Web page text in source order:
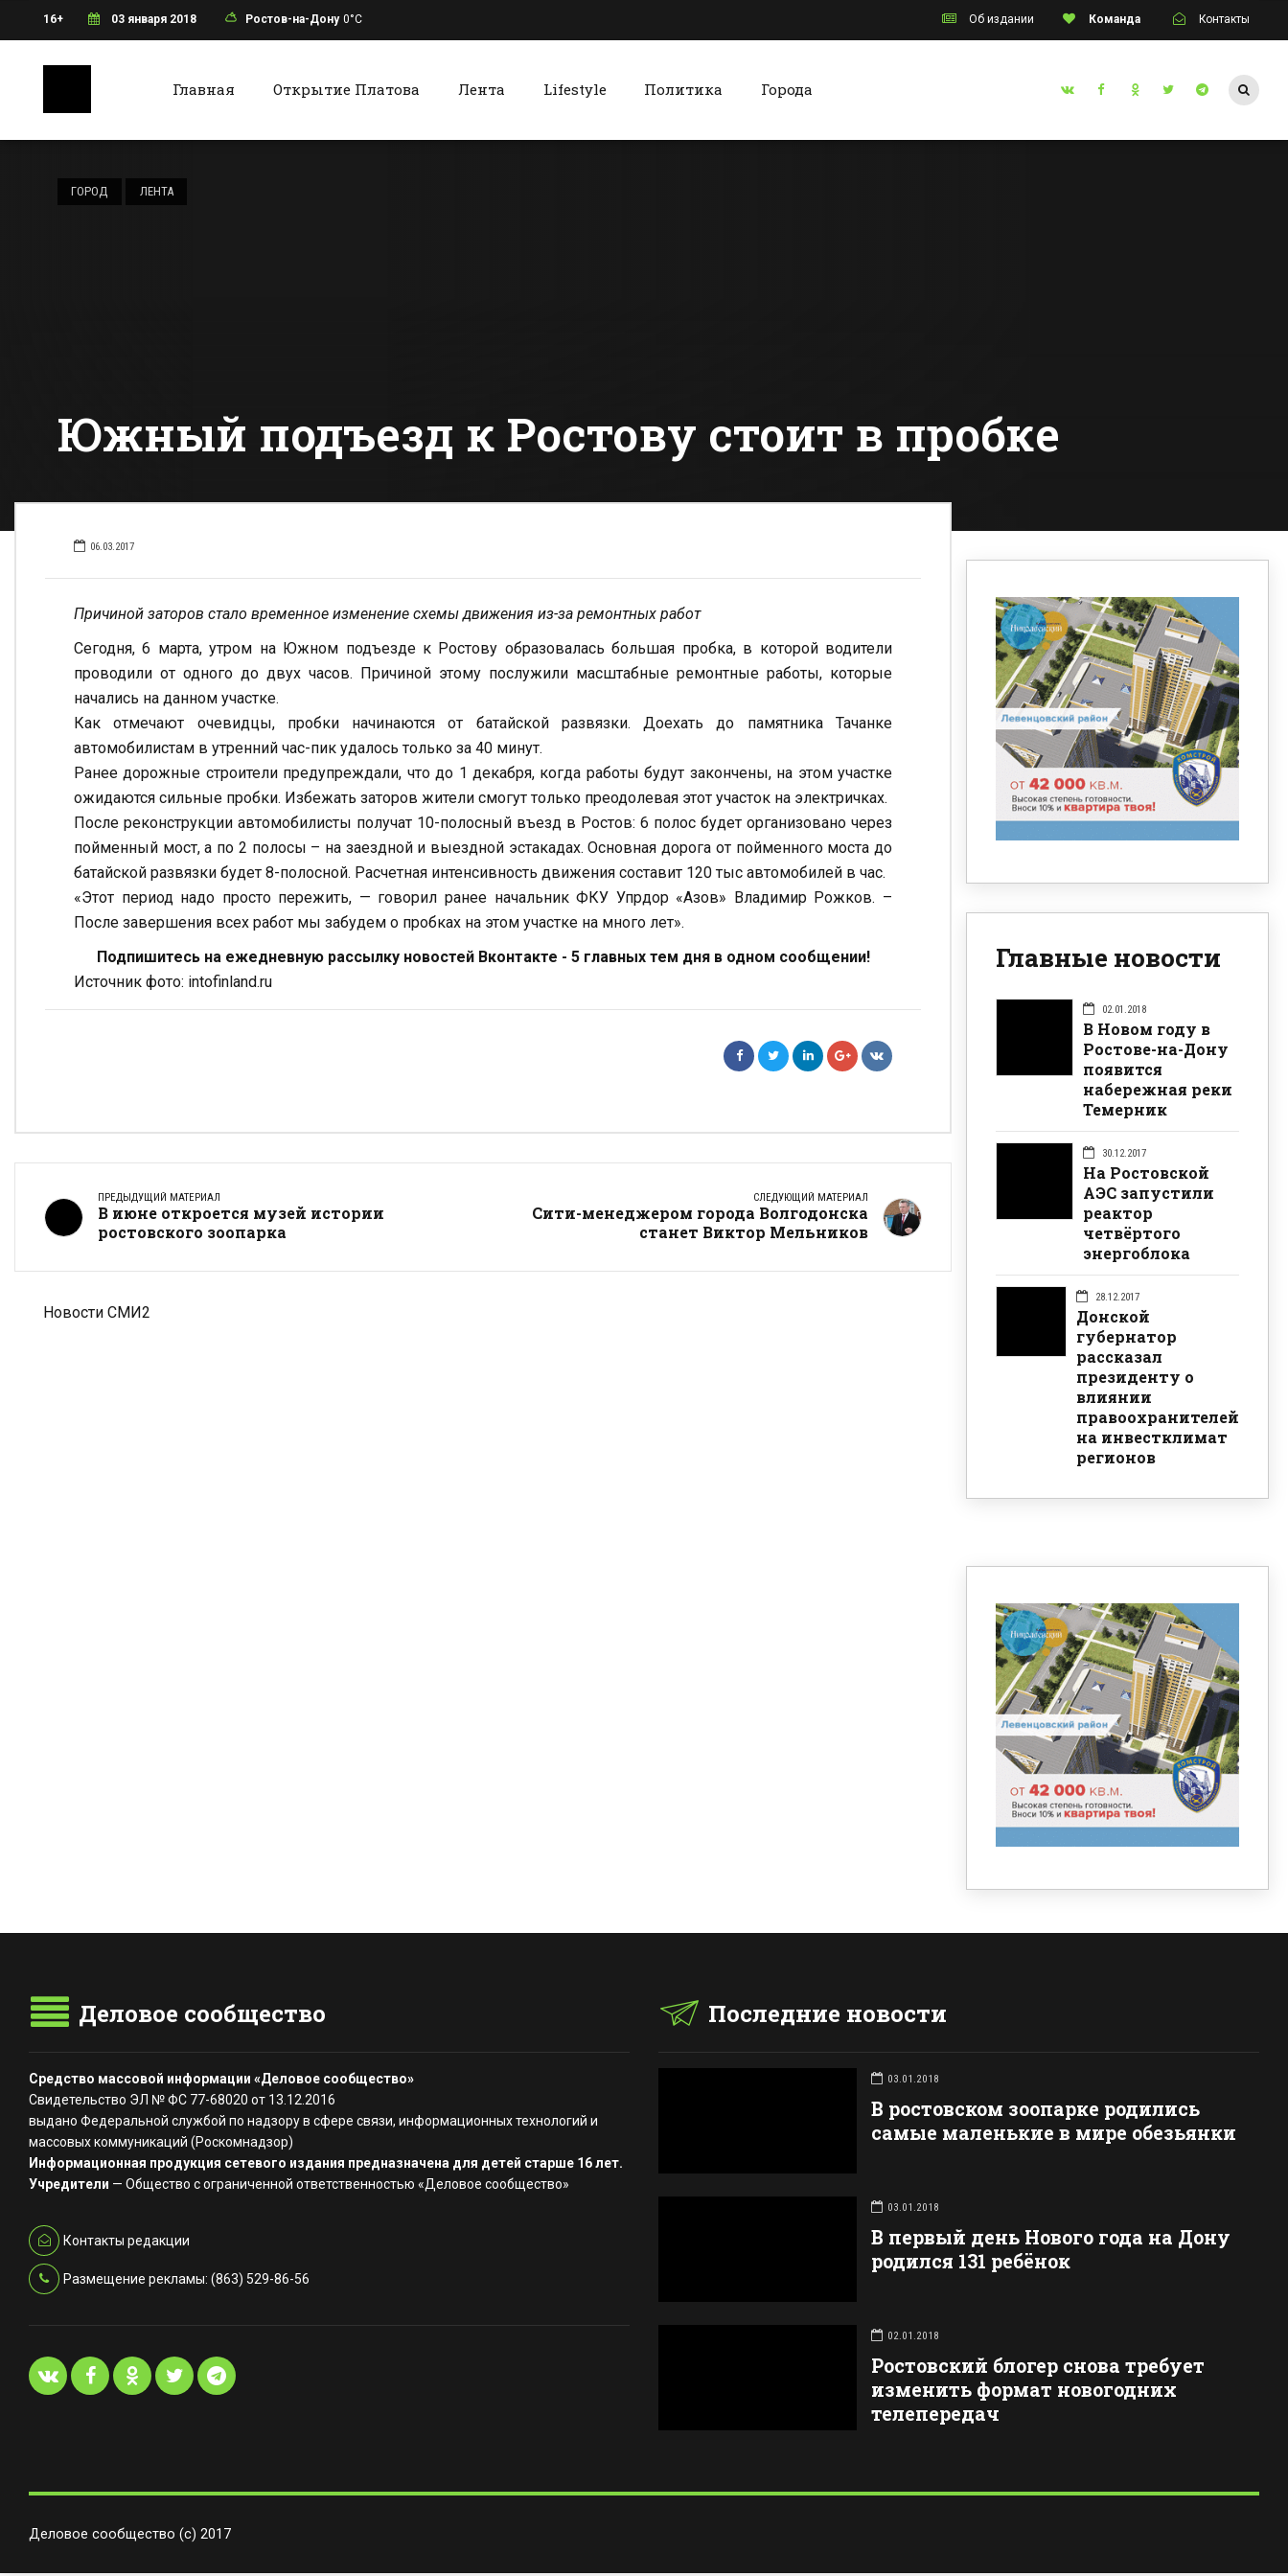
16+ 03 января 2018 Ростов-на-Дону 0°C Об издании Команда Контакты
Главная Открытие Платова Лента Lifestyle Политика Города
ГОРОД ЛЕНТА
Южный подъезд к Ростову стоит в пробке
06.03.2017
Причиной заторов стало временное изменение схемы движения из-за ремонтных работ
Сегодня, 6 марта, утром на Южном подъезде к Ростову образовалась большая пробка, в которой водители
проводили от одного до двух часов. Причиной этому послужили масштабные ремонтные работы, которые
начались на данном участке.
Как отмечают очевидцы, пробки начинаются от батайской развязки. Доехать до памятника Тачанке
автомобилистам в утренний час-пик удалось только за 40 минут.
Ранее дорожные строители предупреждали, что до 1 декабря, когда работы будут закончены, на этом участке
ожидаются сильные пробки. Избежать заторов жители смогут только преодолевая этот участок на электричках.
После реконструкции автомобилисты получат 10-полосный въезд в Ростов: 6 полос будет организовано через
пойменный мост, а по 2 полосы – на заездной и выездной эстакадах. Основная дорога от пойменного моста до
батайской развязки будет 8-полосной. Расчетная интенсивность движения составит 120 тыс автомобилей в час.
«Этот период надо просто пережить, — говорил ранее начальник ФКУ Упрдор «Азов» Владимир Рожков. –
После завершения всех работ мы забудем о пробках на этом участке на много лет».
Подпишитесь на ежедневную рассылку новостей Вконтакте - 5 главных тем дня в одном сообщении!
Источник фото: intofinland.ru
ПРЕДЫДУЩИЙ МАТЕРИАЛ
В июне откроется музей истории
ростовского зоопарка
СЛЕДУЮЩИЙ МАТЕРИАЛ
Сити-менеджером города Волгодонска
станет Виктор Мельников
Новости СМИ2
Главные новости
02.01.2018
В Новом году в
Ростове-на-Дону
появится
набережная реки
Темерник
30.12.2017
На Ростовской
АЭС запустили
реактор
четвёртого
энергоблока
28.12.2017
Донской
губернатор
рассказал
президенту о
влиянии
правоохранителей
на инвестклимат
регионов
Деловое сообщество
Средство массовой информации «Деловое сообщество»
Свидетельство ЭЛ № ФС 77-68020 от 13.12.2016
выдано Федеральной службой по надзору в сфере связи, информационных технологий и
массовых коммуникаций (Роскомнадзор)
Информационная продукция сетевого издания предназначена для детей старше 16 лет.
Учредители — Общество с ограниченной ответственностью «Деловое сообщество»
Контакты редакции
Размещение рекламы: (863) 529-86-56
Последние новости
03.01.2018
В ростовском зоопарке родились
самые маленькие в мире обезьянки
03.01.2018
В первый день Нового года на Дону
родился 131 ребёнок
02.01.2018
Ростовский блогер снова требует
изменить формат новогодних
телепередач
Деловое сообщество (с) 2017